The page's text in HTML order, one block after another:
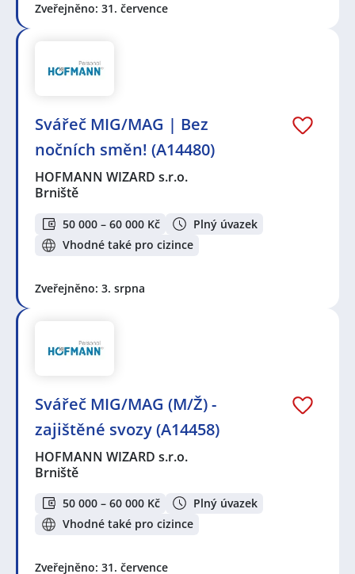
Zveřejněno: 31. července
Svářeč MIG/MAG | Bez
nočních směn! (A14480)
HOFMANN WIZARD s.r.o.
Brniště
50 000 – 60 000 Kč
Plný úvazek
Vhodné také pro cizince
Zveřejněno: 3. srpna
Svářeč MIG/MAG (M/Ž) -
zajištěné svozy (A14458)
HOFMANN WIZARD s.r.o.
Brniště
50 000 – 60 000 Kč
Plný úvazek
Vhodné také pro cizince
Zveřejněno: 31. července